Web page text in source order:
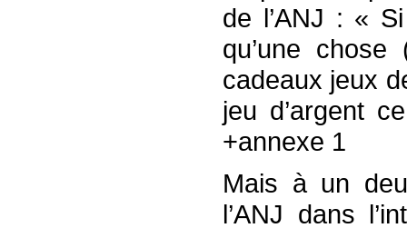
de l’ANJ : «
qu’une
cadeaux jeux
jeu d’argent
+annexe 1
Mais à un
l’ANJ dans